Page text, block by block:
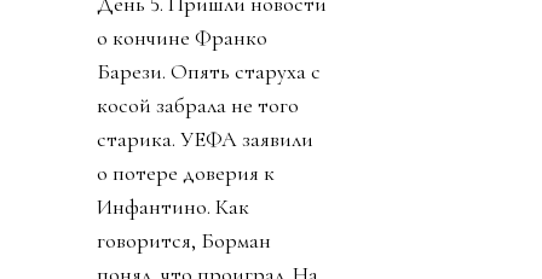
о кончине Франко
Барези. Опять старуха с
косой забрала не того
старика. УЕФА заявили
о потере доверия к
Инфантино. Как
говорится, Борман